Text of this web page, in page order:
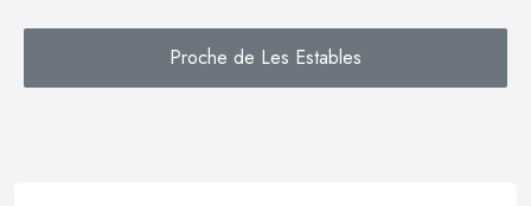
Proche de Les Estables